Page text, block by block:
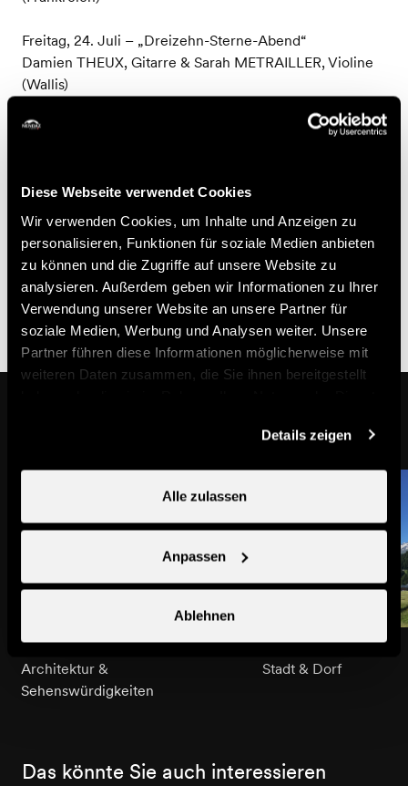
Diese Webseite verwendet Cookies
Wir verwenden Cookies, um Inhalte und Anzeigen zu
personalisieren, Funktionen für soziale Medien anbieten
zu können und die Zugriffe auf unsere Website zu
analysieren. Außerdem geben wir Informationen zu Ihrer
Verwendung unserer Website an unsere Partner für
soziale Medien, Werbung und Analysen weiter. Unsere
Partner führen diese Informationen möglicherweise mit
weiteren Daten zusammen, die Sie ihnen bereitgestellt
Details zeigen
Alle zulassen
Anpassen
Ablehnen
Freitag, 24. Juli – „Dreizehn-Sterne-Abend“
Damien THEUX, Gitarre & Sarah METRAILLER, Violine
(Wallis)
Freitag, 31. Juli
Freitag, 7. August
Joao Carlos VICTOR, Gitarre (Brasilien)
Freitag, 14. August
Jakub BACHLEDA-SZELIGA, Gitarre (Polen) & Döme
ZOLTAI, Gitarre (Ungarn)
Kapelle von Bleusy
Architektur &
Sehenswürdigkeiten
Bleusy
Stadt & Dorf
Das könnte Sie auch interessieren